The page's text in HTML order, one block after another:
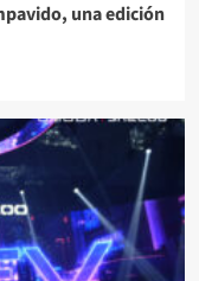
una edición